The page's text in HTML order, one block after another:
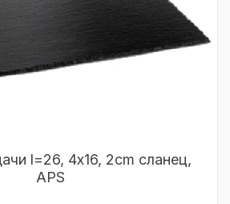
l=26, 4х16, 2cm сланец,
APS